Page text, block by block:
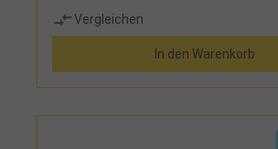
möglich, kann Barcodes
280, Li-Ionen-Akku, Netzadapter,
Schriftband 12 mm schwarz auf weiß
Vergleichen
In den Warenkorb